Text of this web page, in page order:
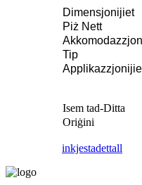
Dimensjonijiet
Piż Nett
Tip
Isem tad-Ditta
Oriġini
inkjestadettall